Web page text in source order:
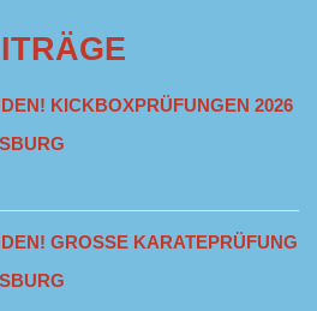
KICKBOXPRÜFUNGEN 2026
GROSSE KARATEPRÜFUNG B